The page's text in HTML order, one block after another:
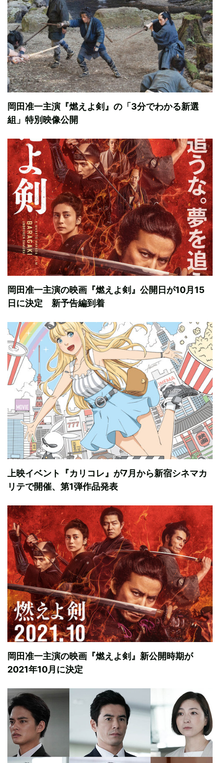
岡田准一主演『燃えよ剣』の「3分でわかる新選
組」特別映像公開
岡田准一主演の映画『燃えよ剣』公開日が10月15
日に決定 新予告編到着
上映イベント『カリコレ』が7月から新宿シネマカ
リテで開催、第1弾作品発表
岡田准一主演の映画『燃えよ剣』新公開時期が
2021年10月に決定